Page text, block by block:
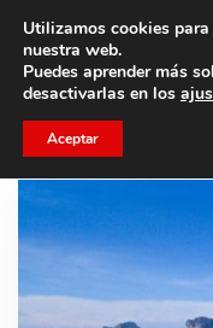
Trae a un amigo y
Utilizamos cookies
nuestra web.
Puedes aprender más
desactivarlas en los
Aceptar